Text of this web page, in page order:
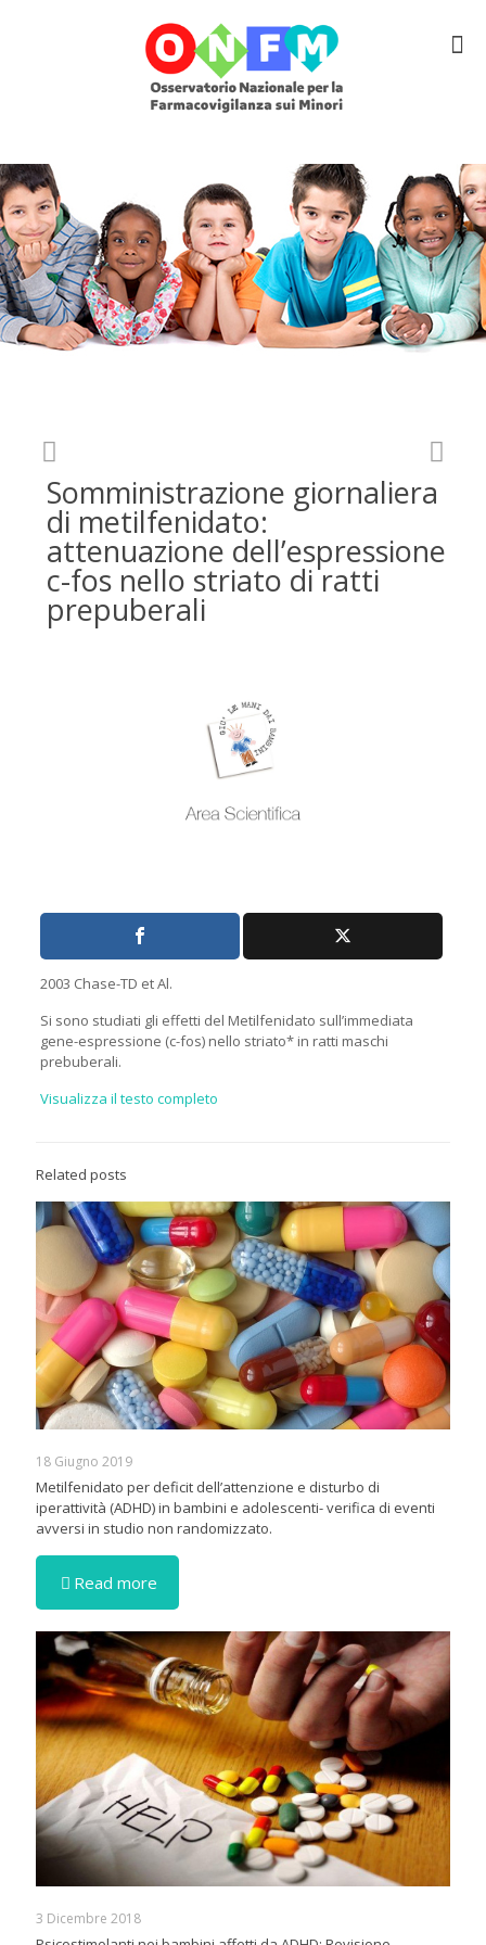
Somministrazione giornaliera
di metilfenidato:
attenuazione dell’espressione
c-fos nello striato di ratti
prepuberali
2003 Chase-TD et Al.
Si sono studiati gli effetti del Metilfenidato sull’immediata
gene-espressione (c-fos) nello striato* in ratti maschi
prebuberali.
Visualizza il testo completo
Related posts
18 Giugno 2019
Metilfenidato per deficit dell’attenzione e disturbo di
iperattività (ADHD) in bambini e adolescenti- verifica di eventi
avversi in studio non randomizzato.
Read more
3 Dicembre 2018